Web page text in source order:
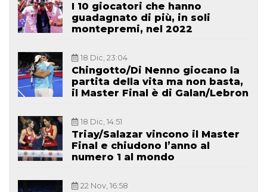
I 10 giocatori che hanno
guadagnato di più, in soli
montepremi, nel 2022
18 Dic, 23:04
Chingotto/Di Nenno giocano la
partita della vita ma non basta,
il Master Final è di Galan/Lebron
18 Dic, 14:51
Triay/Salazar vincono il Master
Final e chiudono l’anno al
numero 1 al mondo
22 Nov, 16:58